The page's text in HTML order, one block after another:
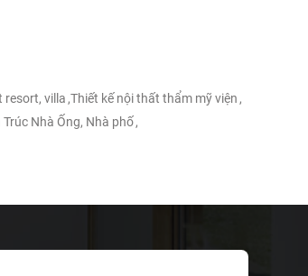
resort, villa ,Thiết kế nội thất thẩm mỹ viện ,
Trúc Nhà Ống, Nhà phố,